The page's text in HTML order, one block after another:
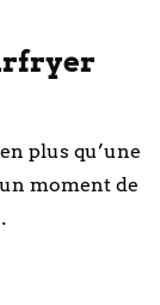
plus qu’une
moment de